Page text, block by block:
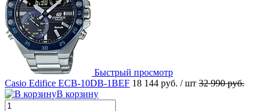
Быстрый просмотр
Casio Edifice ECB-10DB-1BEF 18 144 руб. / шт 32 990 руб.
В корзину